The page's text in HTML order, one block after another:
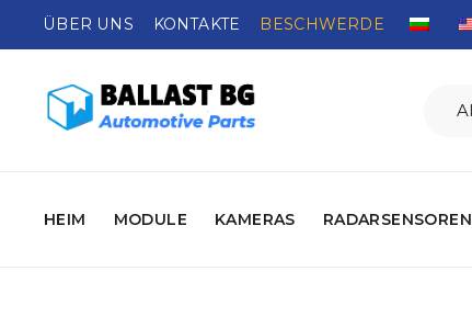
ÜBER UNS KONTAKTE BESCHWERDE
HEIM MODULE KAMERAS RADARSENSOREN